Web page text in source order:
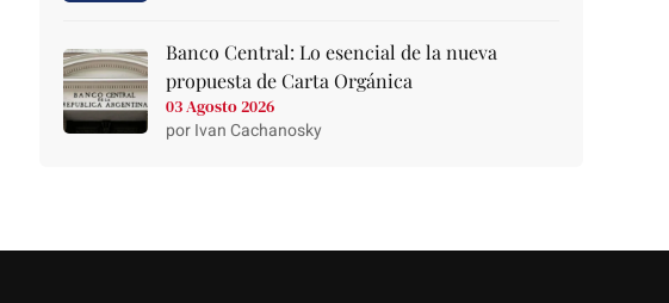
Banco Central: Lo esencial de la nueva
propuesta de Carta Orgánica
03 Agosto 2026
por Ivan Cachanosky